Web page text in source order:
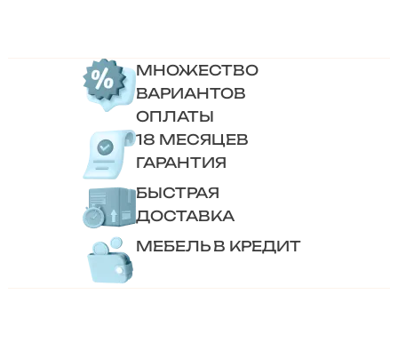
МНОЖЕСТВО
ВАРИАНТОВ
ОПЛАТЫ
18 МЕСЯЦЕВ
ГАРАНТИЯ
БЫСТРАЯ
ДОСТАВКА
МЕБЕЛЬ В КРЕДИТ